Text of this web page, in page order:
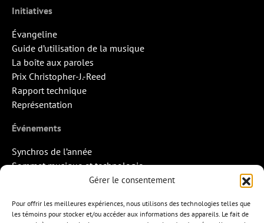
Gérer le consentement
Pour offrir les meilleures expériences, nous utilisons des technologies telles que
les témoins pour stocker et/ou accéder aux informations des appareils. Le fait de
Initiatives
Évangeline
Guide d’utilisation de la musique
La boîte aux paroles
Prix Christopher-J.-Reed
Rapport technique
Représentation
Événements
Synchros de l’année
Sommet musique et technologie
Quand la musique rencontre l’image
Missions d’export